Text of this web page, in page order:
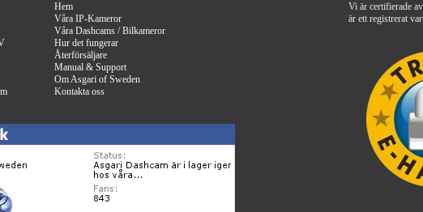
Hem
Våra IP-Kameror
Våra Dashcams / Bilkameror
Hur det fungerar
Återförsäljare
Manual & Support
Om Asgari of Sweden
Kontakta oss
Vi är certifierade
är ett registrerat